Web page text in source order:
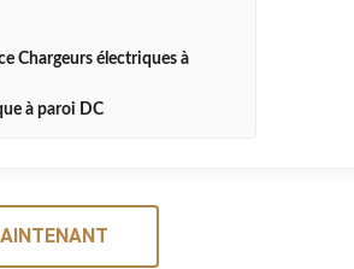
Chargeurs électriques à
à paroi DC